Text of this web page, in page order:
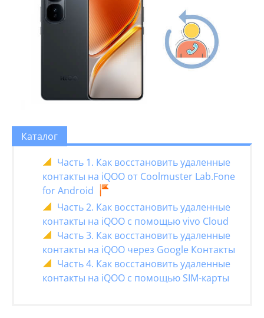
Каталог
Часть 1. Как восстановить удаленные
контакты на iQOO от Coolmuster Lab.Fone
for Android
Часть 2. Как восстановить удаленные
контакты на iQOO с помощью vivo Cloud
Часть 3. Как восстановить удаленные
контакты на iQOO через Google Контакты
Часть 4. Как восстановить удаленные
контакты на iQOO с помощью SIM-карты